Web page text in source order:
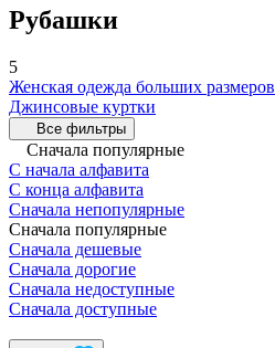
Рубашки
5
Женская одежда больших размеров
Джинсовые куртки
Все фильтры
Сначала популярные
С начала алфавита
С конца алфавита
Сначала непопулярные
Сначала популярные
Сначала дешевые
Сначала дорогие
Сначала недоступные
Сначала доступные